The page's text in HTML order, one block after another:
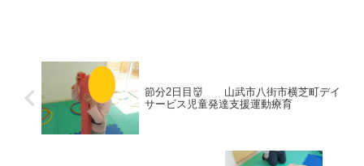
節分2日目👹 山武市八街市横芝町デイ
サービス児童発達支援運動療育